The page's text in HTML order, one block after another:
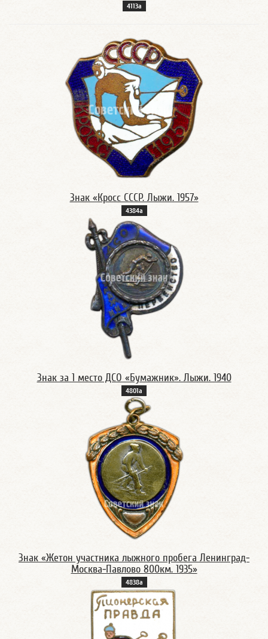
4113а
Знак «Кросс СССР. Лыжи. 1957»
4384а
Знак за 1 место ДСО «Бумажник». Лыжи. 1940
4801а
Знак «Жетон участника лыжного пробега Ленинград-
Москва-Павлово 800км. 1935»
4838а